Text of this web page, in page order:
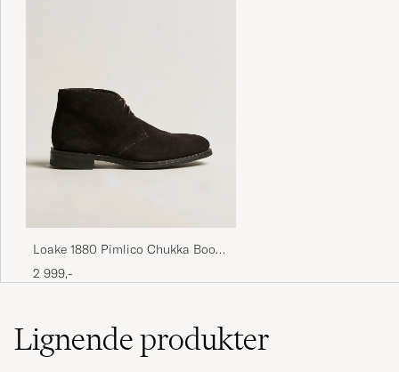
Loake 1880 Pimlico Chukka Boot
Dark Brown Suede
2 999,-
Lignendeprodukter